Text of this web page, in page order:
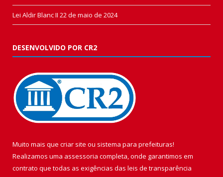
Lei Aldir Blanc II 22 de maio de 2024
DESENVOLVIDO POR CR2
Muito mais que criar site ou sistema para prefeituras!
Realizamos uma assessoria completa, onde garantimos em
contrato que todas as exigências das leis de transparência